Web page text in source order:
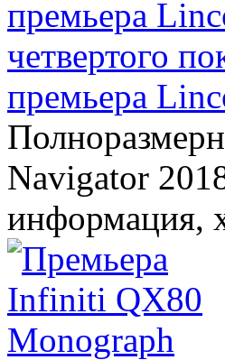
премьера
Navigator
информация,